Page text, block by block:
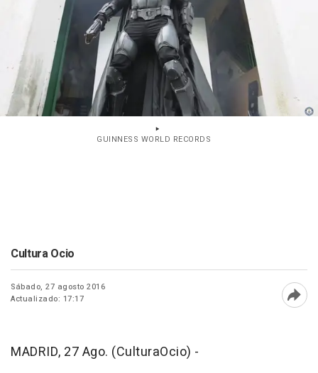
GUINNESS WORLD RECORDS
Cultura Ocio
Sábado, 27 agosto 2016
Actualizado: 17:17
MADRID, 27 Ago. (CulturaOcio) -